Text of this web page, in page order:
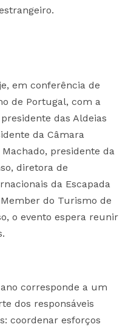
em conferência de
de Portugal, com a
das Aldeias
da Câmara
presidente da
diretora de
da Escapada
do Turismo de
o evento espera reunir
corresponde a um
dos responsáveis
coordenar esforços